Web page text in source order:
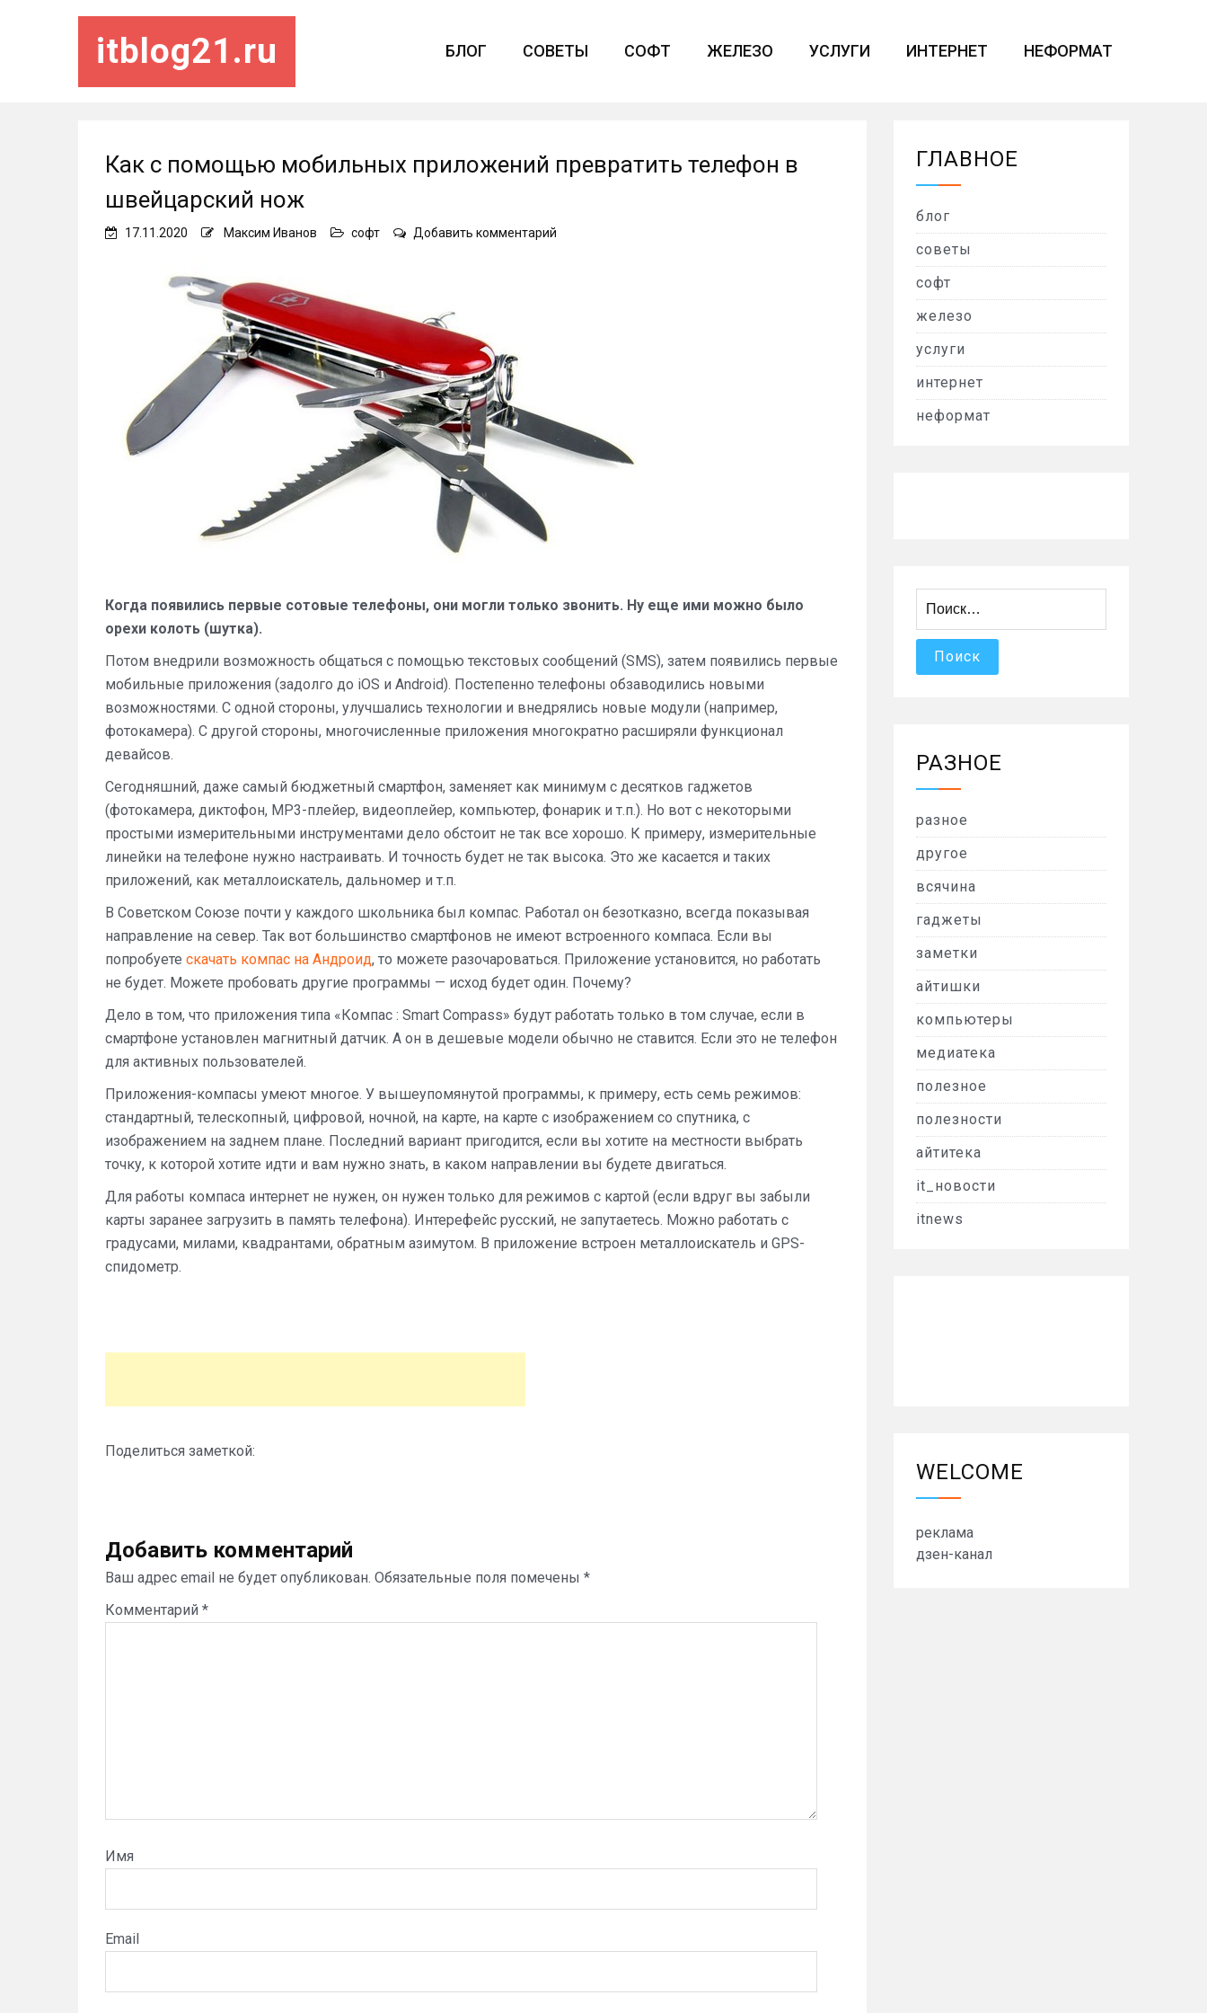
itblog21.ru БЛОГ СОВЕТЫ СОФТ ЖЕЛЕЗО УСЛУГИ ИНТЕРНЕТ НЕФОРМАТ
Как с помощью мобильных приложений превратить телефон в
швейцарский нож
17.11.2020 Максим Иванов софт Добавить комментарий
нож
Когда появились первые сотовые телефоны, они могли только звонить. Ну еще ими можно было
орехи колоть (шутка).
Потом внедрили возможность общаться с помощью текстовых сообщений (SMS), затем появились первые
мобильные приложения (задолго до iOS и Android). Постепенно телефоны обзаводились новыми
возможностями. С одной стороны, улучшались технологии и внедрялись новые модули (например,
фотокамера). С другой стороны, многочисленные приложения многократно расширяли функционал
девайсов.
Сегодняшний, даже самый бюджетный смартфон, заменяет как минимум с десятков гаджетов
(фотокамера, диктофон, MP3-плейер, видеоплейер, компьютер, фонарик и т.п.). Но вот с некоторыми
простыми измерительными инструментами дело обстоит не так все хорошо. К примеру, измерительные
линейки на телефоне нужно настраивать. И точность будет не так высока. Это же касается и таких
приложений, как металлоискатель, дальномер и т.п.
В Советском Союзе почти у каждого школьника был компас. Работал он безотказно, всегда показывая
направление на север. Так вот большинство смартфонов не имеют встроенного компаса. Если вы
попробуете скачать компас на Андроид, то можете разочароваться. Приложение установится, но работать
не будет. Можете пробовать другие программы — исход будет один. Почему?
Дело в том, что приложения типа «Компас : Smart Compass» будут работать только в том случае, если в
смартфоне установлен магнитный датчик. А он в дешевые модели обычно не ставится. Если это не телефон
для активных пользователей.
Приложения-компасы умеют многое. У вышеупомянутой программы, к примеру, есть семь режимов:
стандартный, телескопный, цифровой, ночной, на карте, на карте с изображением со спутника, с
изображением на заднем плане. Последний вариант пригодится, если вы хотите на местности выбрать
точку, к которой хотите идти и вам нужно знать, в каком направлении вы будете двигаться.
Для работы компаса интернет не нужен, он нужен только для режимов с картой (если вдруг вы забыли
карты заранее загрузить в память телефона). Интерефейс русский, не запутаетесь. Можно работать с
градусами, милами, квадрантами, обратным азимутом. В приложение встроен металлоискатель и GPS-
спидометр.
Поделиться заметкой:
Добавить комментарий
Ваш адрес email не будет опубликован. Обязательные поля помечены *
Комментарий *
Имя
Email
ГЛАВНОЕ
блог
советы
софт
железо
услуги
интернет
неформат
РАЗНОЕ
разное
другое
всячина
гаджеты
заметки
айтишки
компьютеры
медиатека
полезное
полезности
айтитека
it_новости
itnews
WELCOME
реклама
дзен-канал